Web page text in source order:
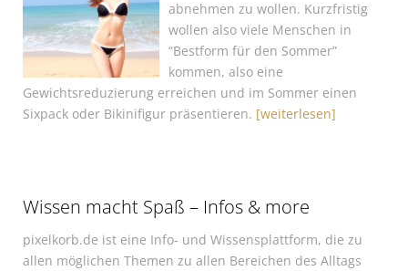
abnehmen zu wollen. Kurzfristig
wollen also viele Menschen in
“Bestform für den Sommer”
kommen, also eine
Gewichtsreduzierung erreichen und im Sommer einen
Sixpack oder Bikinifigur präsentieren. [weiterlesen]
Wissen macht Spaß – Infos & more
pixelkorb.de ist eine Info- und Wissensplattform, die zu
allen möglichen Themen zu allen Bereichen des Alltags